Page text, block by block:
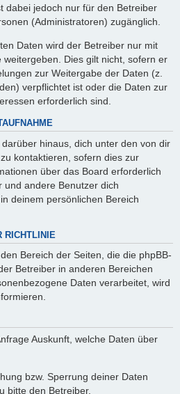
dabei jedoch nur für den Betreiber
(Administratoren) zugänglich.
Daten wird der Betreiber nur mit
Dies gilt nicht, sofern er
zur Weitergabe der Daten (z.
verpflichtet ist oder die Daten zur
erforderlich sind.
hinaus, dich unter den von dir
kontaktieren, sofern dies zur
über das Board erforderlich
und andere Benutzer dich
deinem persönlichen Bereich
RICHTLINIE
Bereich der Seiten, die die phpBB-
Betreiber in anderen Bereichen
Daten verarbeitet, wird
Auskunft, welche Daten über
bzw. Sperrung deiner Daten
bitte den Betreiber.